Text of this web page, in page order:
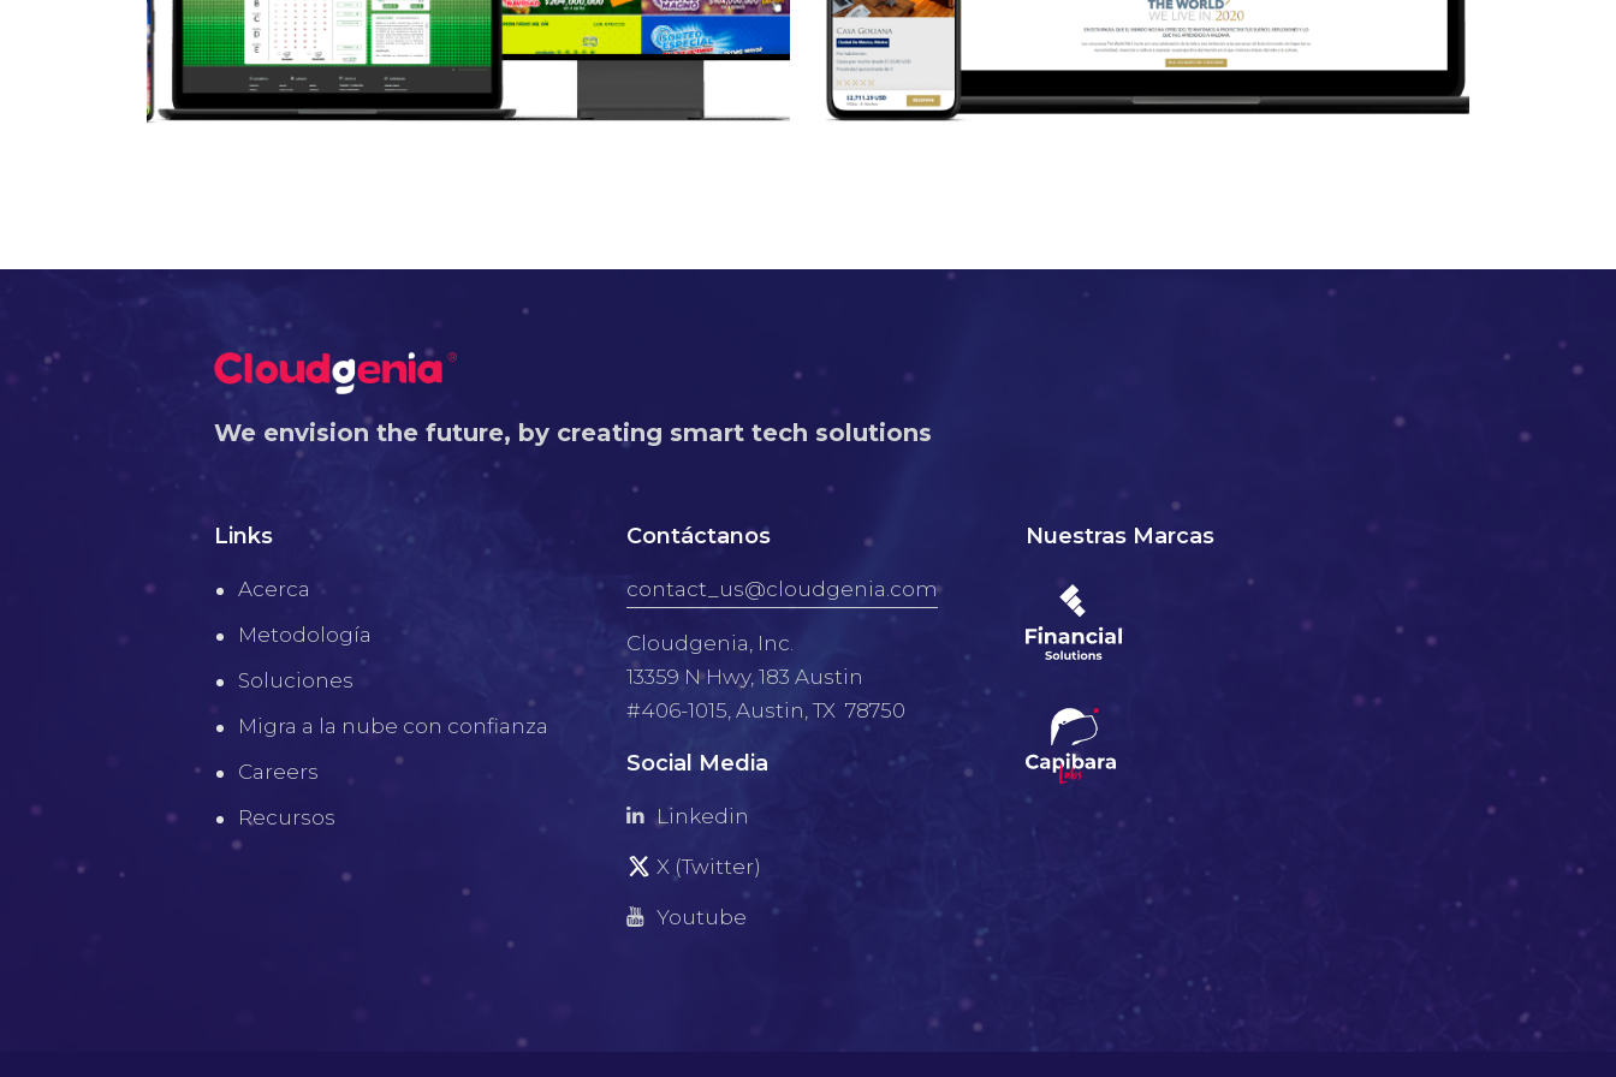
Pied À Terre
Casos de éxito
We envision the future, by creating smart tech solutions
Links
Acerca
Metodología
Soluciones
Migra a la nube con confianza
Careers
Recursos
Contáctanos
contact_us@cloudgenia.com
Cloudgenia, Inc.
13359 N Hwy, 183 Austin
#406-1015, Austin, TX 78750
Social Media
Linkedin
X (Twitter)
Youtube
Nuestras Marcas